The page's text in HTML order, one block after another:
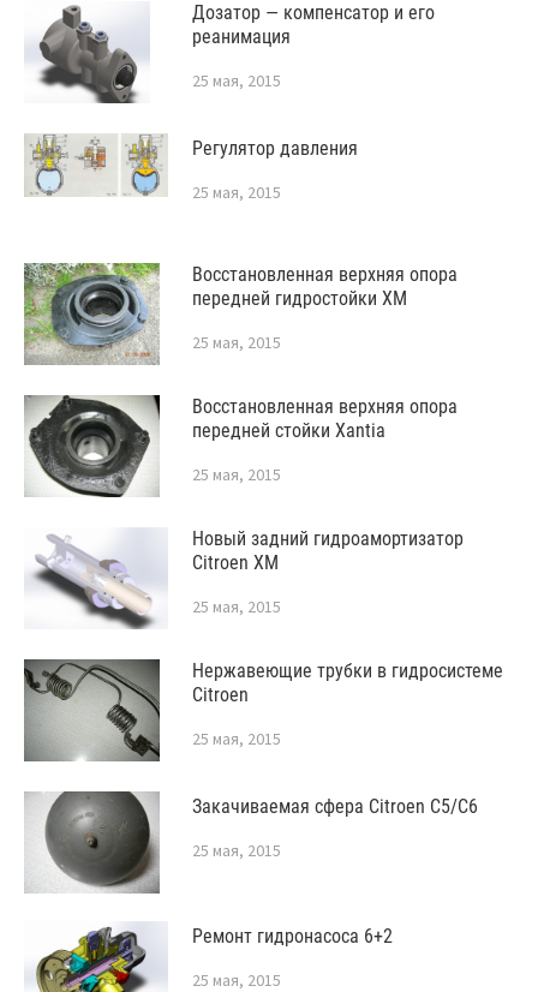
Дозатор — компенсатор и его
реанимация
25 мая, 2015
Регулятор давления
25 мая, 2015
Восстановленная верхняя опора
передней гидростойки XM
25 мая, 2015
Восстановленная верхняя опора
передней стойки Xantia
25 мая, 2015
Новый задний гидроамортизатор
Citroen XM
25 мая, 2015
Нержавеющие трубки в гидросистеме
Citroen
25 мая, 2015
Закачиваемая сфера Citroen C5/C6
25 мая, 2015
Ремонт гидронасоса 6+2
25 мая, 2015